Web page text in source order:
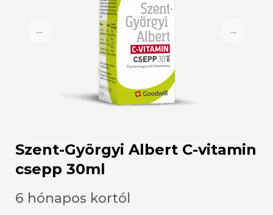
Szent-Györgyi Albert C-vitamin
csepp 30ml
6 hónapos kortól